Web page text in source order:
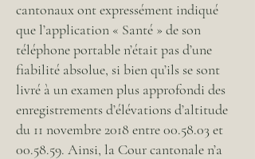
cantonaux ont expressément indiqué
que l’application « Santé » de son
téléphone portable n’était pas d’une
fiabilité absolue, si bien qu’ils se sont
livré à un examen plus approfondi des
enregistrements d’élévations d’altitude
du 11 novembre 2018 entre 00.58.03 et
00.58.59. Ainsi, la Cour cantonale n’a